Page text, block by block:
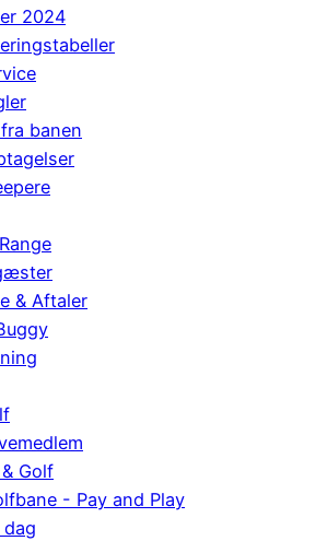
2024
banen
& Aftaler
Golf
- Pay and Play